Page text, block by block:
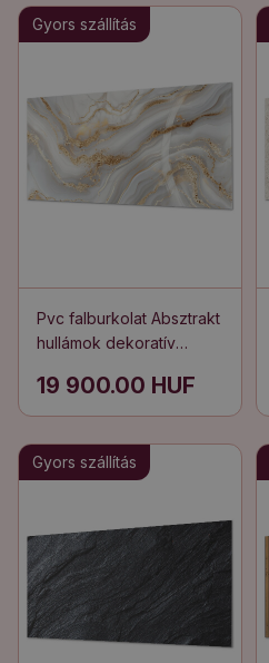
Gyors szállítás
Pvc falburkolat Absztrakt
hullámok dekoratív
19 900.00 HUF
Gyors szállítás